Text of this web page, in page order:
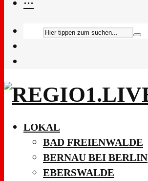
···
LOKAL
BAD FREIENWALDE
BERNAU BEI BERLIN
EBERSWALDE